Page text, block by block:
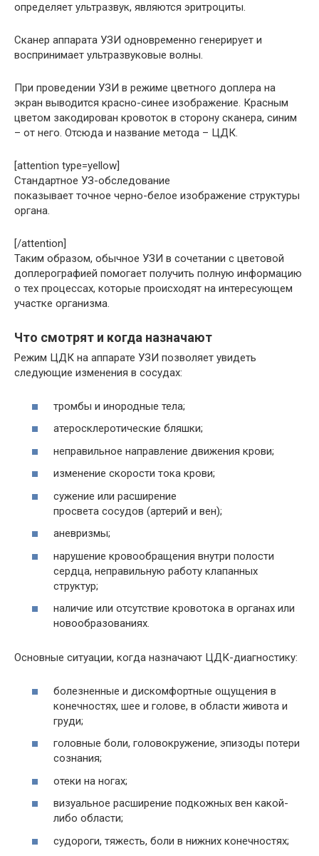
определяет ультразвук, являются эритроциты.
Сканер аппарата УЗИ одновременно генерирует и
воспринимает ультразвуковые волны.
При проведении УЗИ в режиме цветного доплера на
экран выводится красно-синее изображение. Красным
цветом закодирован кровоток в сторону сканера, синим
– от него. Отсюда и название метода – ЦДК.
[attention type=yellow]
Стандартное УЗ-обследование
показывает точное черно-белое изображение структуры
органа.
[/attention]
Таким образом, обычное УЗИ в сочетании с цветовой
доплерографией помогает получить полную информацию
о тех процессах, которые происходят на интересующем
участке организма.
Что смотрят и когда назначают
Режим ЦДК на аппарате УЗИ позволяет увидеть
следующие изменения в сосудах:
тромбы и инородные тела;
атеросклеротические бляшки;
неправильное направление движения крови;
изменение скорости тока крови;
сужение или расширение
просвета сосудов (артерий и вен);
аневризмы;
нарушение кровообращения внутри полости
сердца, неправильную работу клапанных
структур;
наличие или отсутствие кровотока в органах или
новообразованиях.
Основные ситуации, когда назначают ЦДК-диагностику:
болезненные и дискомфортные ощущения в
конечностях, шее и голове, в области живота и
груди;
головные боли, головокружение, эпизоды потери
сознания;
отеки на ногах;
визуальное расширение подкожных вен какой-
либо области;
судороги, тяжесть, боли в нижних конечностях;